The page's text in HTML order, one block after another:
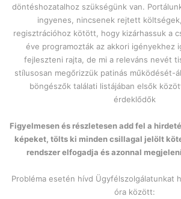
döntéshozatalhoz szükségünk van.
ingyenes, nincsenek rejtett
regisztrációhoz kötött, hogy kizárhassuk a
éve programozták az akkori igényekhez
fejleszteni rajta, de mi a releváns nevét
stílusosan megőrizzük patinás működését-
böngészők találati listájában elsők
érdeklődők
Figyelmesen és részletesen add fel a
képeket, tölts ki minden csillagal jelölt
rendszer elfogadja és azonnal
Probléma esetén hívd Ügyfélszolgálatunkat
óra között: